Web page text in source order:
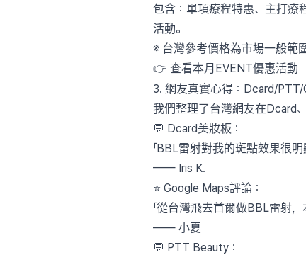
包含：單項療程特惠、主打療
活動。
※ 台灣參考價格為市場一般範
👉 查看本月EVENT優惠活動
3. 網友真實心得：Dcard/
我們整理了台灣網友在Dcard
💬 Dcard美妝板：
「BBL雷射對我的斑點效果很
—— Iris K.
⭐ Google Maps評論：
「從台灣飛去首爾做BBL雷射
—— 小夏
💬 PTT Beauty：